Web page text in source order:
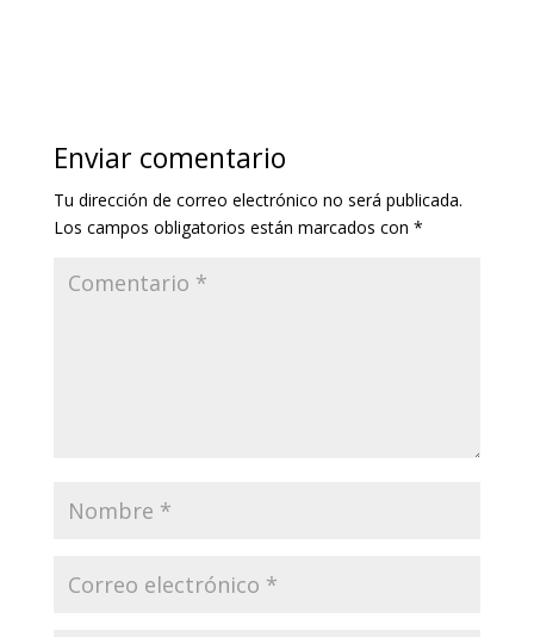
Enviar comentario
Tu dirección de correo electrónico no será publicada.
Los campos obligatorios están marcados con *